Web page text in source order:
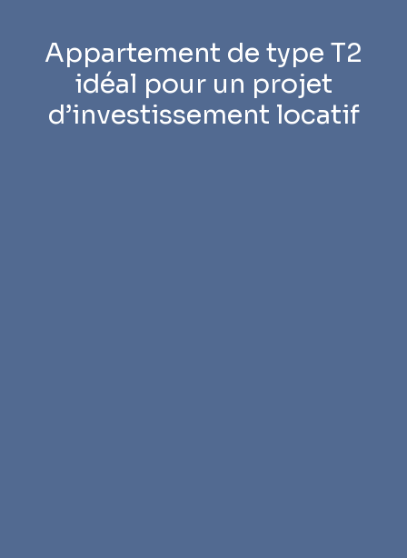
Appartement de type T2
idéal pour un projet
d’investissement locatif